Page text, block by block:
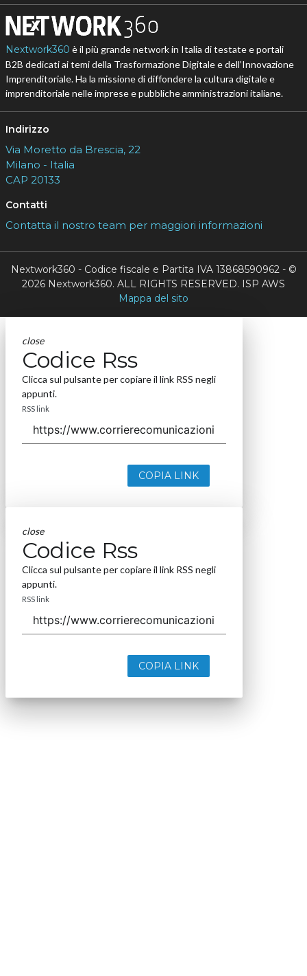
Nextwork360 è il più grande network in Italia di testate e portali
B2B dedicati ai temi della Trasformazione Digitale e dell’Innovazione
Imprenditoriale. Ha la missione di diffondere la cultura digitale e
imprenditoriale nelle imprese e pubbliche amministrazioni italiane.
Indirizzo
Via Moretto da Brescia, 22
Milano - Italia
CAP 20133
Contatti
Contatta il nostro team per maggiori informazioni
Nextwork360 - Codice fiscale e Partita IVA 13868590962 - ©
2026 Nextwork360. ALL RIGHTS RESERVED. ISP AWS
Mappa del sito
close
Codice Rss
Clicca sul pulsante per copiare il link RSS negli
appunti.
RSS link
COPIA LINK
close
Codice Rss
Clicca sul pulsante per copiare il link RSS negli
appunti.
RSS link
COPIA LINK